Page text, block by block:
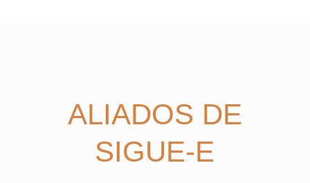
ALIADOS DE
SIGUE-E